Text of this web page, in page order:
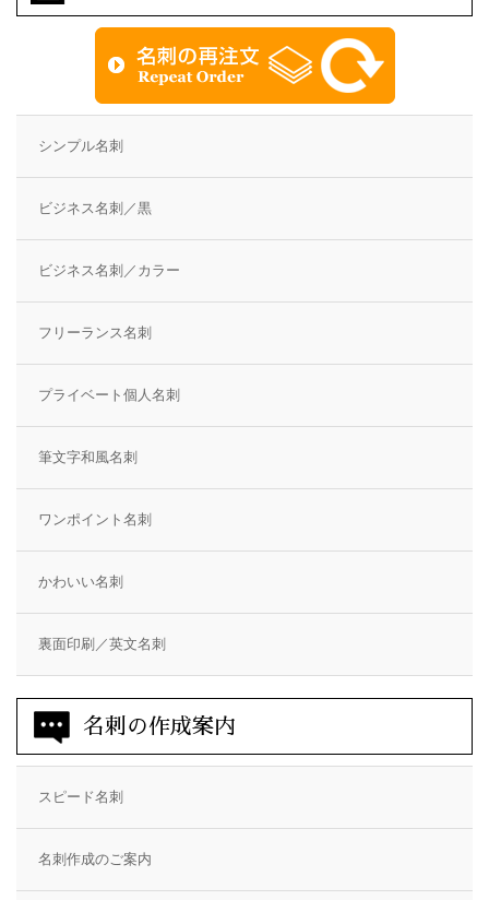
シンプル名刺
ビジネス名刺／黒
ビジネス名刺／カラー
フリーランス名刺
プライベート個人名刺
筆文字和風名刺
ワンポイント名刺
かわいい名刺
裏面印刷／英文名刺
名刺の作成案内
スピード名刺
名刺作成のご案内